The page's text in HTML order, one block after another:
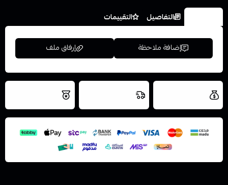
التفاصيل التقييمات
إضافة ملاحظة إرفاق ملف
اسحب و افلت الملف هنا
استعراض
نتميز بلجودة